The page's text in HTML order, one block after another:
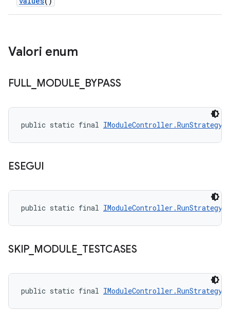
Valori enum
FULL MODULE BYPASS
public static final IModuleController.RunStrategy
ESEGUI
public static final IModuleController.RunStrategy
SKIP_ MODULE TESTCASES
public static final IModuleController.RunStrategy